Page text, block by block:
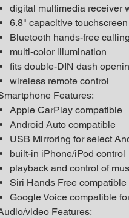
digital multimedia receiver
6.8" capacitive touchscreen
Bluetooth hands-free
multi-color illumination
fits double-DIN dash
wireless remote control
Features:
Apple CarPlay compatible
Android Auto compatible
USB Mirroring for select
built-in iPhone/iPod control
playback and control of
Siri Hands Free
Google Voice compatible
video Features: